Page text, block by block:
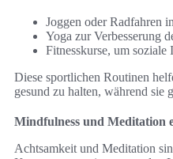
Joggen oder Radfahren
Yoga zur Verbesserung
Fitnesskurse, um
Diese sportlichen Routinen
gesund zu halten, während sie
Mindfulness und Meditation
Achtsamkeit und Meditation